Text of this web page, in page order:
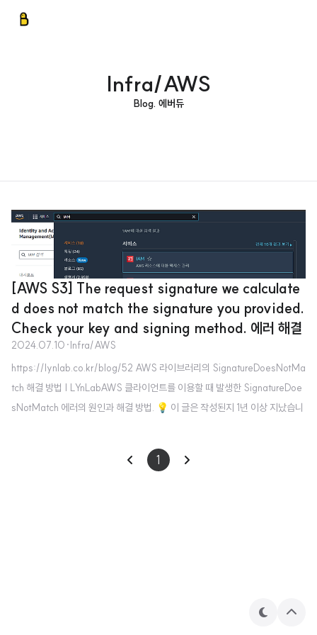
Infra/AWS
Blog. 에버듀
[AWS S3] The request signature we calculate
d does not match the signature you provided.
Check your key and signing method. 에러 해결
2024.07.10 ·Infra/AWS
https://lynlab.co.kr/blog/52 AWS 라이브러리의 SignatureDoesNotMa
tch 해결 방법 | LYnLabAWS 클라이언트를 이용할 때 발생한 SignatureDoe
sNotMatch 에러의 원인과 해결 방법. 💡 이 글은 작성된지 1년 이상 지났습니
링 어플리케이션에서 이미지 업로드 코드를 작성 후, 포스트맨에서 테스트할 때
발생했던 이슈500 에러가 나오면서 서버 로그를 보니 글 제목과 같은 에러가
1
테
상